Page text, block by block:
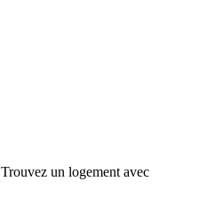
Trouvez un logement avec